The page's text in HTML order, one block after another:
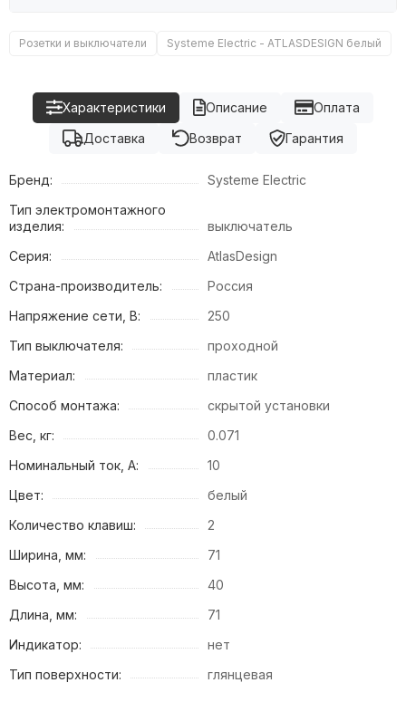
Розетки и выключатели Systeme Electric - ATLASDESIGN белый
Описание
Характеристики
Оплата
Доставка
Возврат Гарантия
Бренд:
Systeme Electric
Тип электромонтажного
изделия:
выключатель
Серия:
AtlasDesign
Страна-производитель:
Россия
Напряжение сети, В:
250
Тип выключателя:
проходной
Материал:
пластик
Способ монтажа:
скрытой установки
Вес, кг:
0.071
Номинальный ток, А:
10
Цвет:
белый
Количество клавиш:
2
Ширина, мм:
71
Высота, мм:
40
Длина, мм:
71
Индикатор:
нет
Тип поверхности:
глянцевая